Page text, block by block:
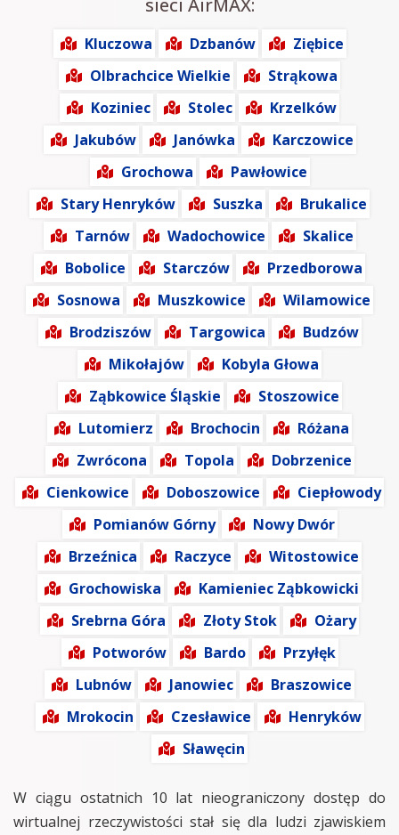
sieci AirMAX:
Kluczowa Dzbanów
Ziębice
Olbrachcice Wielkie
Strąkowa
Koziniec
Stolec
Krzelków
Jakubów
Janówka
Karczowice
Grochowa
Pawłowice
Stary Henryków
Suszka
Brukalice
Tarnów
Wadochowice
Skalice
Bobolice
Starczów
Przedborowa
Sosnowa
Muszkowice
Wilamowice
Brodziszów
Targowica
Budzów
Mikołajów
Kobyla Głowa
Ząbkowice Śląskie
Stoszowice
Lutomierz
Brochocin
Różana
Zwrócona
Topola
Dobrzenice
Cienkowice
Doboszowice
Ciepłowody
Pomianów Górny
Nowy Dwór
Brzeźnica
Raczyce
Witostowice
Grochowiska
Kamieniec Ząbkowicki
Srebrna Góra
Złoty Stok
Ożary
Potworów
Bardo
Przyłęk
Lubnów
Janowiec
Braszowice
Mrokocin
Czesławice
Henryków
Sławęcin
W ciągu ostatnich 10 lat nieograniczony dostęp do
wirtualnej rzeczywistości stał się dla ludzi zjawiskiem